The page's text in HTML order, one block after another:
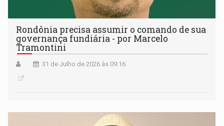
Rondônia precisa assumir o comando de sua
governança fundiária - por Marcelo
Tramontini
31 de Julho de 2026 às 09:16